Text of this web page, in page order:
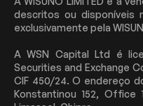
descritos ou
exclusivamente pela
A WSN Capital Ltd é
Securities and Exchange
CIF 450/24. O endereço
Konstantinou 152, Office